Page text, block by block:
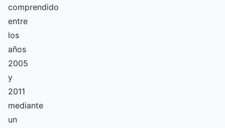
comprendido
entre
los
años
2005
y
2011
mediante
un